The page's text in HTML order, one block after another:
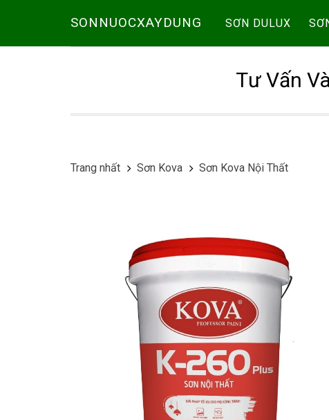
SONNUOCXAYDUNG SƠN DULUX
Tư Vấn
Trang nhất Sơn Kova Sơn Kova Nội Thất